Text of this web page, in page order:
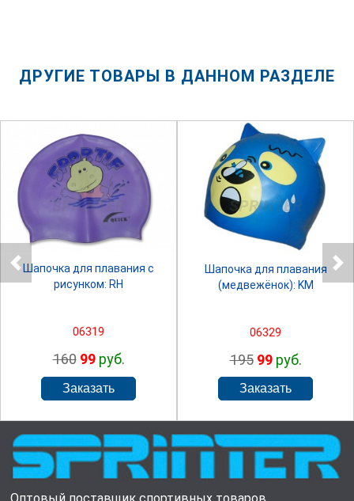
ДРУГИЕ ТОВАРЫ В ДАННОМ РАЗДЕЛЕ
SPRINTER
Шапочка для плавания с
рисунком: RH
06319
160 99руб.
SPRINTER
Шапочка для плавания
(медвежёнок): KM
06329
195 99руб.